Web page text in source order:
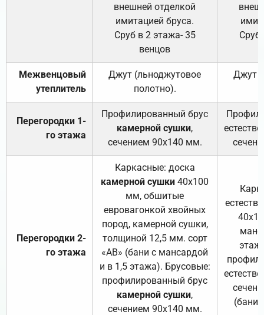
внешней отделкой
имитацией бруса.
Сруб в 2 этажа- 35
венцов
Сруб
Межвенцовый
утеплитель
Джут (льноджутовое
полотно).
Джут
Перегородки 1-
го этажа
Профилированный брус
камерной сушки,
сечением 90х140 мм.
Перегородки 2-
го этажа
Каркасные: доска
камерной сушки 40х100
мм, обшитые
евровагонкой хвойных
пород, камерной сушки,
толщиной 12,5 мм. сорт
«АВ» (бани с мансардой
и в 1,5 этажа). Брусовые:
профилированный брус
камерной сушки,
сечением 90х140 мм.
(бани